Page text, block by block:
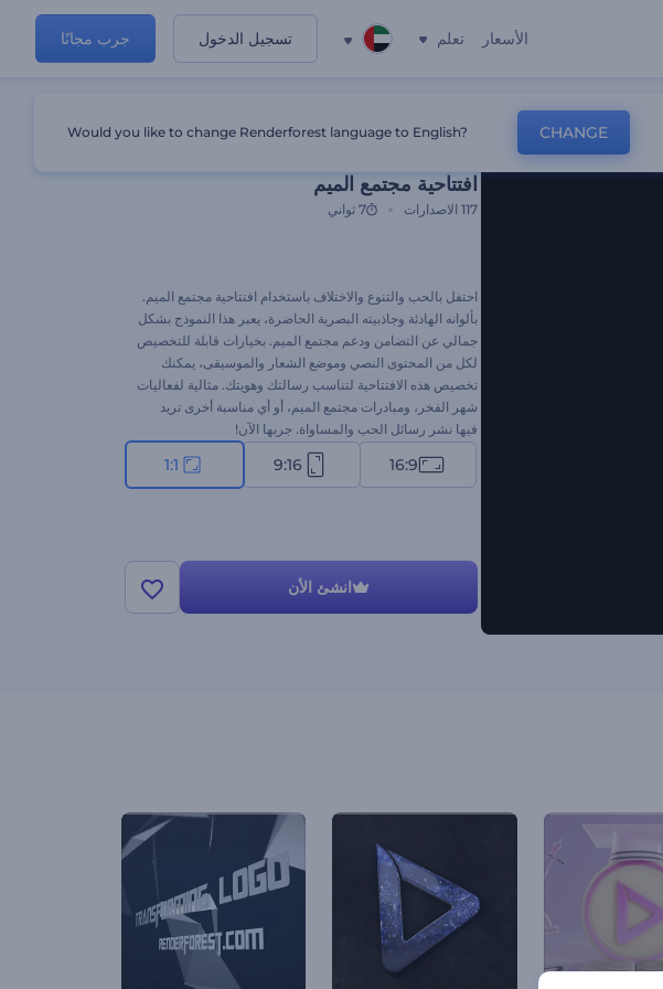
الأسعار تعلم تسجيل الدخول جرب مجانًا
افتتاحية مجتمع الميم
117 الاصدارات 7 ثواني
احتفل بالحب والتنوع والاختلاف باستخدام افتتاحية مجتمع الميم.
بألوانه الهادئة وجاذبيته البصرية الحاضرة، يعبر هذا النموذج بشكل
جمالي عن التضامن ودعم مجتمع الميم. بخيارات قابلة للتخصيص
لكل من المحتوى النصي وموضع الشعار والموسيقى، يمكنك
تخصيص هذه الافتتاحية لتناسب رسالتك وهويتك. مثالية لفعاليات
شهر الفخر، ومبادرات مجتمع الميم، أو أي مناسبة أخرى تريد
فيها نشر رسائل الحب والمساواة. جربها الآن!
16:9
9:16
1:1
انشئ الأن
Would you like to change Renderforest language to English? CHANGE